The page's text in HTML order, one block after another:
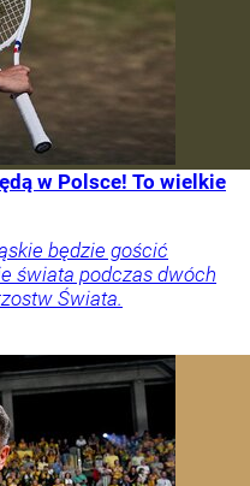
w Polsce! To wielkie
będzie gościć
świata podczas dwóch
Świata.